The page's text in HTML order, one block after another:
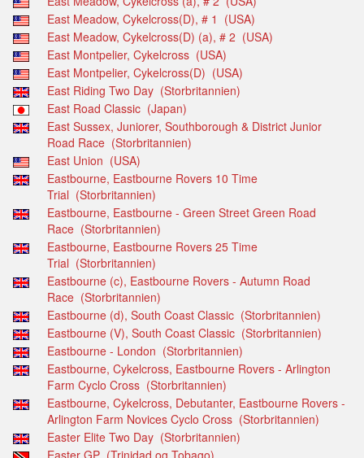
East Meadow, Cykelcross(D), # 1 (USA)
East Meadow, Cykelcross(D) (a), # 2 (USA)
East Montpelier, Cykelcross (USA)
East Montpelier, Cykelcross(D) (USA)
East Riding Two Day (Storbritannien)
East Road Classic (Japan)
East Sussex, Juniorer, Southborough & District Junior
Road Race (Storbritannien)
East Union (USA)
Eastbourne, Eastbourne Rovers 10 Time
Trial (Storbritannien)
Eastbourne, Eastbourne - Green Street Green Road
Race (Storbritannien)
Eastbourne, Eastbourne Rovers 25 Time
Trial (Storbritannien)
Eastbourne (c), Eastbourne Rovers - Autumn Road
Race (Storbritannien)
Eastbourne (d), South Coast Classic (Storbritannien)
Eastbourne (V), South Coast Classic (Storbritannien)
Eastbourne - London (Storbritannien)
Eastbourne, Cykelcross, Eastbourne Rovers - Arlington
Farm Cyclo Cross (Storbritannien)
Eastbourne, Cykelcross, Debutanter, Eastbourne Rovers -
Arlington Farm Novices Cyclo Cross (Storbritannien)
Easter Elite Two Day (Storbritannien)
Easter GP (Trinidad og Tobago)